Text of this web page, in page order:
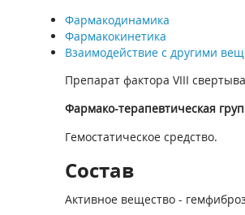
Фармакодинамика
Фармакокинетика
Взаимодействие с другими
Препарат фактора VIII
Фармако-терапевтическая
Гемостатическое средство.
Состав
Активное вещество -